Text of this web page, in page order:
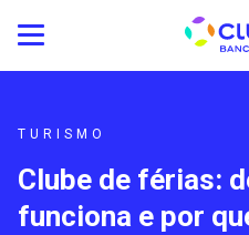
TURISMO
Clube de férias:
funciona e por